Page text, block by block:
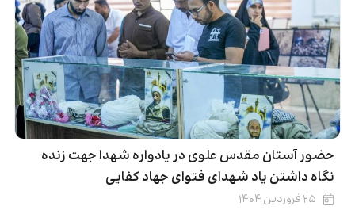
حضور آستان مقدس علوی در یادواره شهدا جهت زنده
نگاه داشتن یاد شهدای فتوای جهاد کفایی
۲۵ فروردین ۱۴۰۴